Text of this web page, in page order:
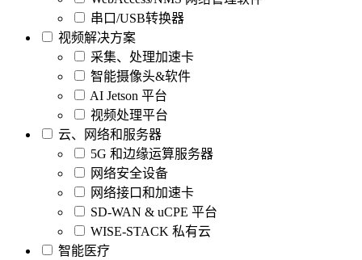
串口/USB转换器
视频解决方案
采集、处理加速卡
智能摄像头&软件
AI Jetson 平台
视频处理平台
云、网络和服务器
5G 和边缘运算服务器
网络安全设备
网络接口和加速卡
SD-WAN & uCPE 平台
WISE-STACK 私有云
智能医疗